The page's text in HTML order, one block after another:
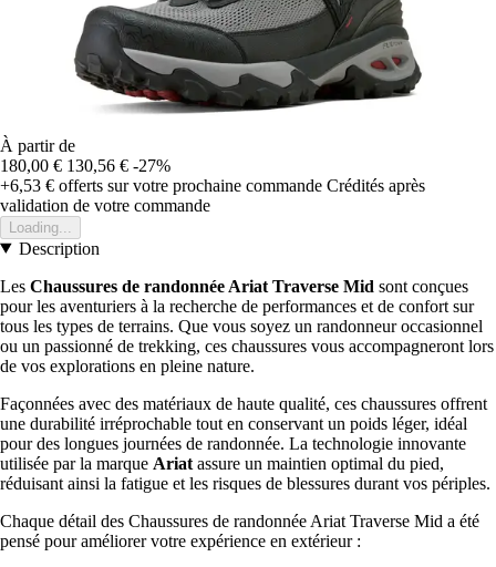
À partir de
180,00 € 130,56 € -27%
+6,53 € offerts sur votre prochaine commande Crédités après
validation de votre commande
Loading...
Description
Les Chaussures de randonnée Ariat Traverse Mid sont conçues
pour les aventuriers à la recherche de performances et de confort sur
tous les types de terrains. Que vous soyez un randonneur occasionnel
ou un passionné de trekking, ces chaussures vous accompagneront lors
de vos explorations en pleine nature.
Façonnées avec des matériaux de haute qualité, ces chaussures offrent
une durabilité irréprochable tout en conservant un poids léger, idéal
pour des longues journées de randonnée. La technologie innovante
utilisée par la marque Ariat assure un maintien optimal du pied,
réduisant ainsi la fatigue et les risques de blessures durant vos périples.
Chaque détail des Chaussures de randonnée Ariat Traverse Mid a été
pensé pour améliorer votre expérience en extérieur :